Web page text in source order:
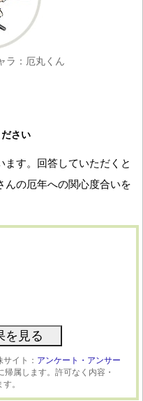
ラ：厄丸くん
さい
ます。回答していただくと
んの厄年への関心度合いを
イト： アンケート・アンサー
帰属します。許可なく内容・
。